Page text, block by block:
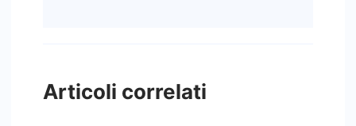
Articoli correlati